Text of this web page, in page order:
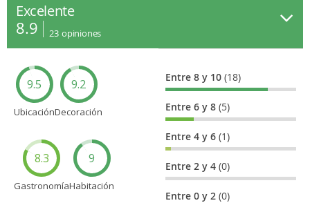
Excelente
8.9 23 opiniones
9.5
Ubicación
9.2
Decoración
8.3
Gastronomía
9
Habitación
Entre 8 y 10(18)
Entre 6 y 8(5)
Entre 4 y 6(1)
Entre 2 y 4(0)
Entre 0 y 2(0)